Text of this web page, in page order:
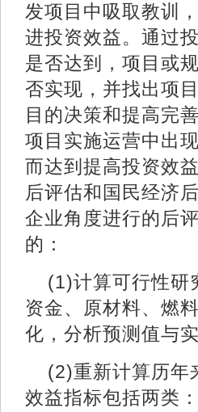
发项目中吸取教训
进投资效益。通过
是否达到，项目或
否实现，并找出项
目的决策和提高完
项目实施运营中出
而达到提高投资效
后评估和国民经济
企业角度进行的后
的：
(1)计算可行性研
资金、原材料、燃
化，分析预测值
(2)重新计算历年
效益指标包括两类